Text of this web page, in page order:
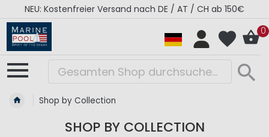
RÉGATES ROYALES Kollektion - Super Sale
0
Shop by Collection
SHOP BY COLLECTION